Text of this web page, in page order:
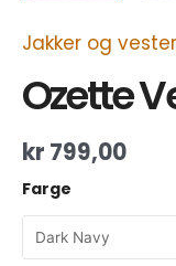
Jakker og vester
Ozette
kr 799,00
Farge